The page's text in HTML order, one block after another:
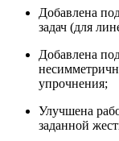
Добавлена
задач (для
Добавлена
упрочнения;
Улучшена
заданной